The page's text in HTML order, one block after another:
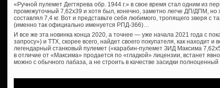
«Ручной пулемет Дегтярева обр. 1944 г.» в свое время стал одним из
промежуточный 7,62х39 и хотя был, конечно, заметно легче ДП/ДПМ, но
составлял 7,4 кг. Вот и представьте себя любимого, тропящего зверя с
(именно так официально именуется РПД-366)…
И все же эта новинка конца 2020, а точнее — уже начала 2021 года с
запросу») и ТТХ, скорее всего, найдет своего покупателя, как находит
легендарный станковый пулемет («карабин-пулемет ЗИД Максима
в отличие от «Максима» продается по «гладкой» лицензии, встанет
можно с обычного лабаза, а не строить в качестве засидки